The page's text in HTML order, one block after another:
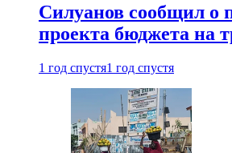
Силуанов сообщил о
проекта бюджета на
1 год спустя1 год спустя